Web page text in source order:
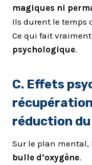
magiques ni
Ils durent le temps
Ce qui fait
psychologique.
C. Effets
réduction
Sur le plan mental,
bulle d’oxygène.